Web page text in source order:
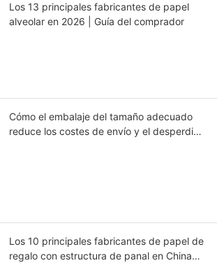
Los 13 principales fabricantes de papel
alveolar en 2026 | Guía del comprador
Cómo el embalaje del tamaño adecuado
reduce los costes de envío y el desperdicio
Los 10 principales fabricantes de papel de
regalo con estructura de panal en China